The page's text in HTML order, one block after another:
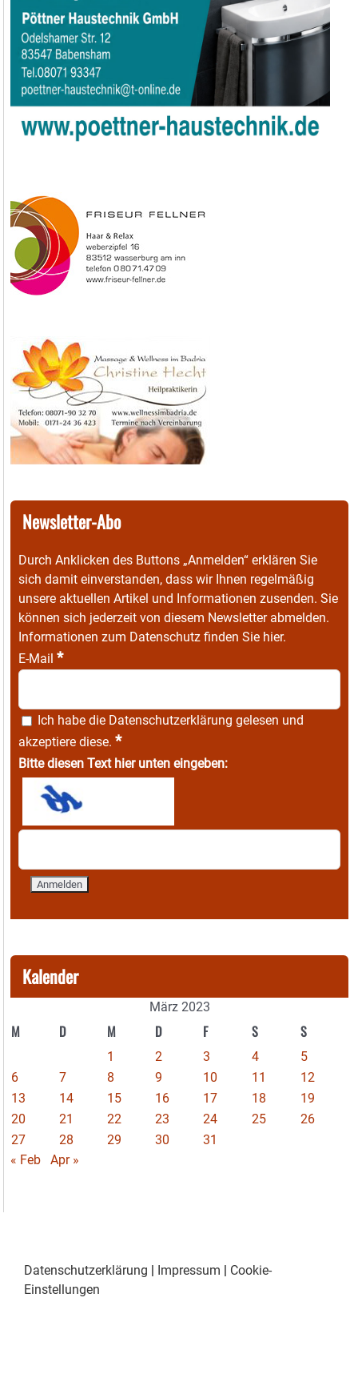
Newsletter-Abo
Durch Anklicken des Buttons „Anmelden“ erklären Sie
sich damit einverstanden, dass wir Ihnen regelmäßig
unsere aktuellen Artikel und Informationen zusenden. Sie
können sich jederzeit von diesem Newsletter abmelden.
Informationen zum Datenschutz finden Sie hier.
E-Mail *
Ich habe die Datenschutzerklärung gelesen und
akzeptiere diese. *
Bitte diesen Text hier unten eingeben:
Kalender
März 2023
M D M D F S S
1 2 3 4
5
6
7 8 9 10 11
12
13
14 15 16 17 18
19
20
21 22 23 24 25
26
27
28 29 30
31
« Feb
Apr »
Datenschutzerklärung | Impressum | Cookie-
Einstellungen